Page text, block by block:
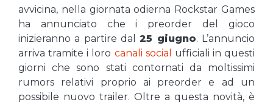
avvicina, nella giornata odierna Rockstar Games
ha annunciato che i preorder del gioco
inizieranno a partire dal25 giugno. L’annuncio
arriva tramite i loro canali social
ufficiali in questi
giorni che sono stati contornati da moltissimi
rumors relativi proprio ai preorder e ad un
possibile nuovo trailer. Oltre a questa novità, è